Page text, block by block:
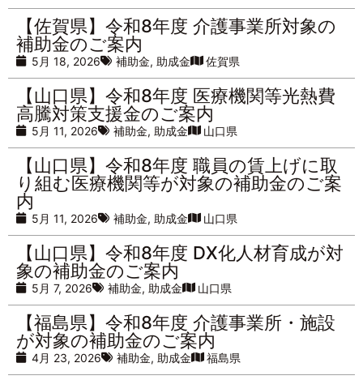
【佐賀県】令和8年度 介護事業所対象の
補助金のご案内
5月 18, 2026 補助金, 助成金 佐賀県
【山口県】令和8年度 医療機関等光熱費
高騰対策支援金のご案内
5月 11, 2026 補助金, 助成金 山口県
【山口県】令和8年度 職員の賃上げに取
り組む医療機関等が対象の補助金のご案
内
5月 11, 2026 補助金, 助成金 山口県
【山口県】令和8年度 DX化人材育成が対
象の補助金のご案内
5月 7, 2026 補助金, 助成金 山口県
【福島県】令和8年度 介護事業所・施設
が対象の補助金のご案内
4月 23, 2026 補助金, 助成金 福島県